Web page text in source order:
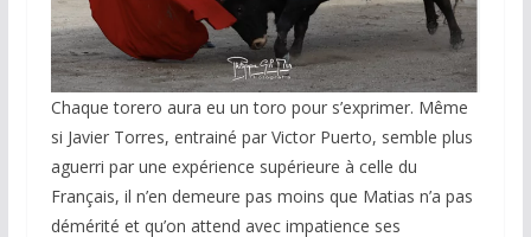
Chaque torero aura eu un toro pour s’exprimer. Même
si Javier Torres, entrainé par Victor Puerto, semble plus
aguerri par une expérience supérieure à celle du
Français, il n’en demeure pas moins que Matias n’a pas
démérité et qu’on attend avec impatience ses